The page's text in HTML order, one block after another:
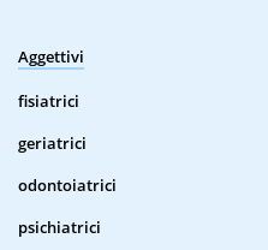
Aggettivi
fisiatrici
geriatrici
odontoiatrici
psichiatrici